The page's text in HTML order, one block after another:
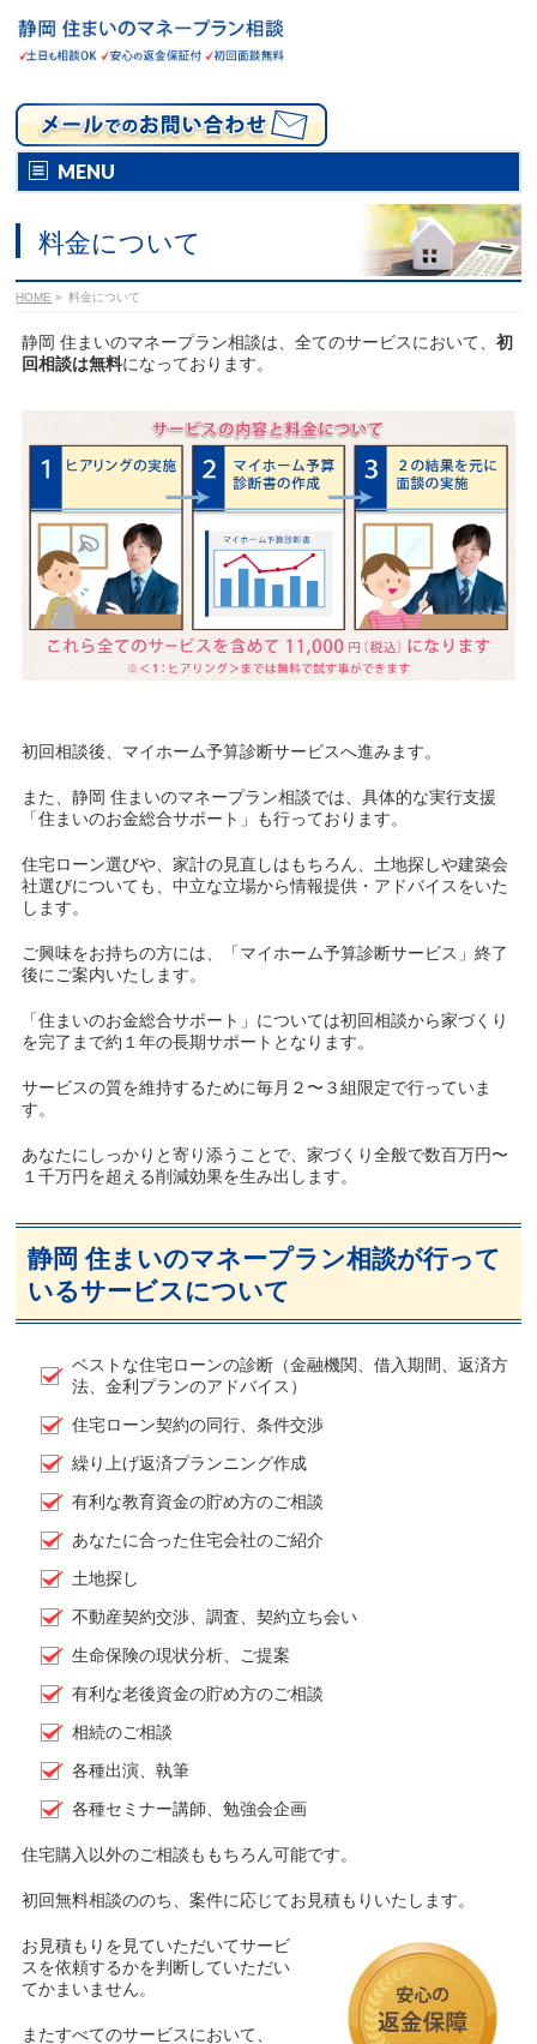
MENU
料金について
HOME » 料金について
静岡 住まいのマネープラン相談は、全てのサービスにおいて、初
回相談は無料になっております。
初回相談後、マイホーム予算診断サービスへ進みます。
また、静岡 住まいのマネープラン相談では、具体的な実行支援
「住まいのお金総合サポート」も行っております。
住宅ローン選びや、家計の見直しはもちろん、土地探しや建築会
社選びについても、中立な立場から情報提供・アドバイスをいた
します。
ご興味をお持ちの方には、「マイホーム予算診断サービス」終了
後にご案内いたします。
「住まいのお金総合サポート」については初回相談から家づくり
を完了まで約１年の長期サポートとなります。
サービスの質を維持するために毎月２〜３組限定で行っていま
す。
あなたにしっかりと寄り添うことで、家づくり全般で数百万円〜
１千万円を超える削減効果を生み出します。
静岡 住まいのマネープラン相談が行って
いるサービスについて
ベストな住宅ローンの診断（金融機関、借入期間、返済方
法、金利プランのアドバイス）
住宅ローン契約の同行、条件交渉
繰り上げ返済プランニング作成
有利な教育資金の貯め方のご相談
あなたに合った住宅会社のご紹介
土地探し
不動産契約交渉、調査、契約立ち会い
生命保険の現状分析、ご提案
有利な老後資金の貯め方のご相談
相続のご相談
各種出演、執筆
各種セミナー講師、勉強会企画
住宅購入以外のご相談ももちろん可能です。
初回無料相談ののち、案件に応じてお見積もりいたします。
お見積もりを見ていただいてサービ
スを依頼するかを判断していただい
てかまいません。
またすべてのサービスにおいて、